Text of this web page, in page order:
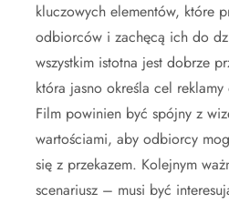
kluczowych elementów, które
odbiorców i zachęcą ich do
wszystkim istotna jest dobrze
która jasno określa cel
Film powinien być spójny z
wartościami, aby odbiorcy
się z przekazem. Kolejnym
scenariusz – musi być